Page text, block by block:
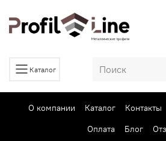
Каталог
О компании Каталог Контакты
Оплата
Блог